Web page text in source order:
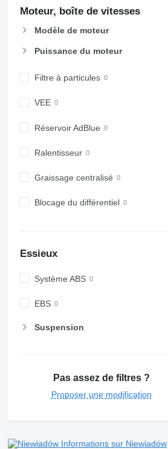
Moteur, boîte de vitesses
Modèle de moteur
Puissance du moteur
Filtre à particules
VEE
Réservoir AdBlue
Ralentisseur
Graissage centralisé
Blocage du différentiel
Essieux
Système ABS
EBS
Suspension
Pas assez de filtres ?
Proposer une modification
Informations sur Niewiadów